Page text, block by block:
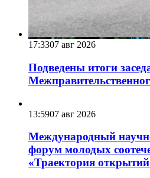
17:3307 авг 2026
Подведены итоги
13:5907 авг 2026
Международный
форум молодых
«Траектория